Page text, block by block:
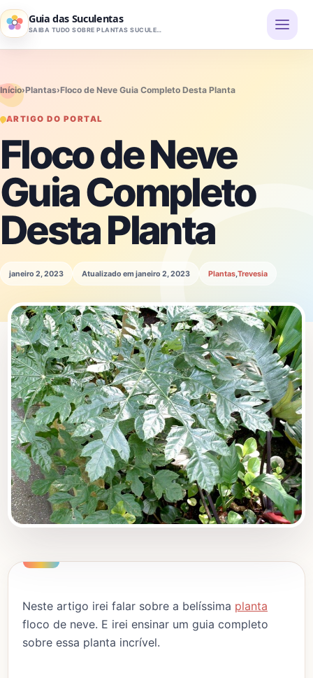
Pular para o conteúdo
Guia das Suculentas
SAIBA TUDO SOBRE PLANTAS SUCULENTAS
Início›Plantas›Floco de Neve Guia Completo Desta Planta
ARTIGO DO PORTAL
Floco de Neve
Guia Completo
Desta Planta
janeiro 2, 2023 Atualizado em janeiro 2, 2023 Plantas Trevesia
Neste artigo irei falar sobre a belíssima planta
floco de neve. E irei ensinar um guia completo
sobre essa planta incrível.